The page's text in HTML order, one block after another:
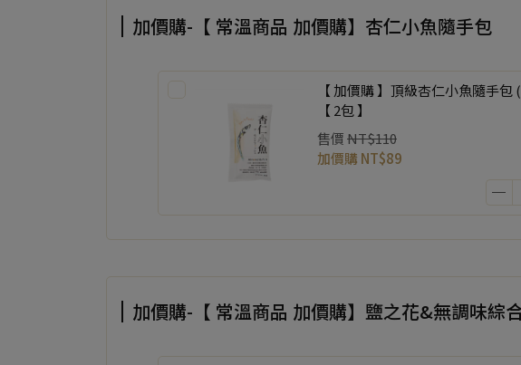
加價購-【 常溫商品 加價購】杏仁小魚隨手包
【 加價購 】頂級杏仁小魚隨手包
【 2包 】
售價NT$110
加價購 NT$89
加價購-【 常溫商品 加價購】鹽之花&無調味綜